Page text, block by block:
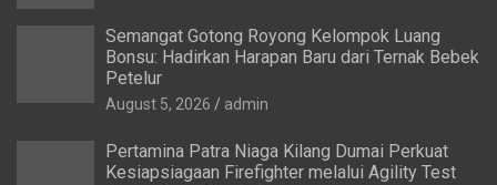
Semangat Gotong Royong Kelompok Luang
Bonsu: Hadirkan Harapan Baru dari Ternak Bebek
Petelur
August 5, 2026 admin
Pertamina Patra Niaga Kilang Dumai Perkuat
Kesiapsiagaan Firefighter melalui Agility Test